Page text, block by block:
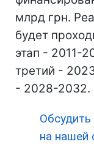
млрд грн.
будет
этап - 2011-
третий -
- 2028-2032.
на нашей